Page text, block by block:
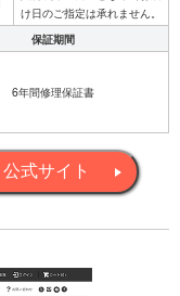
け日のご指定は承れません。
保証期間
6年間修理保証書
公式サイト